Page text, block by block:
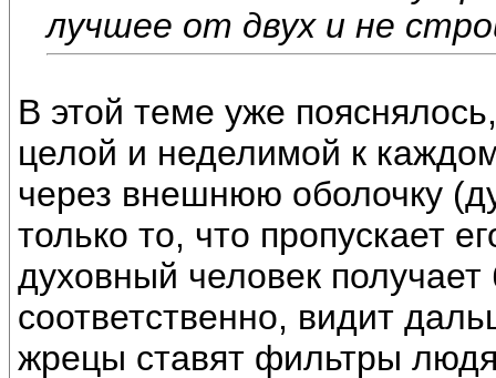
лучшее от двух и не
В этой теме уже
целой и неделимой к
через внешнюю оболочку
только то, что пропускает
духовный человек
соответственно, видит
жрецы ставят фильтры